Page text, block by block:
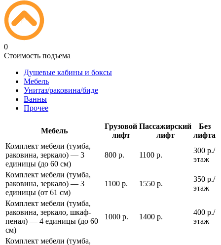
0
Стоимость подъема
Душевые кабины и боксы
Мебель
Унитаз/раковина/биде
Ванны
Прочее
Мебель
Грузовой
лифт
Пассажирский
лифт
Без
лифта
Комплект мебели (тумба,
раковина, зеркало) — 3
единицы (до 60 см)
800 р. 1100 р.
300 р./
этаж
Комплект мебели (тумба,
раковина, зеркало) — 3
единицы (от 61 см)
1100 р. 1550 р.
350 р./
этаж
Комплект мебели (тумба,
раковина, зеркало, шкаф-
пенал) — 4 единицы (до 60
см)
1000 р. 1400 р.
400 р./
этаж
Комплект мебели (тумба,